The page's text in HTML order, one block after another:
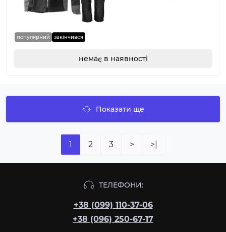
популярний закінчився
немає в наявності
Показати ще
1 2 3 > >|
ТЕЛЕФОНИ:
+38 (099) 110-37-06
+38 (096) 250-67-17